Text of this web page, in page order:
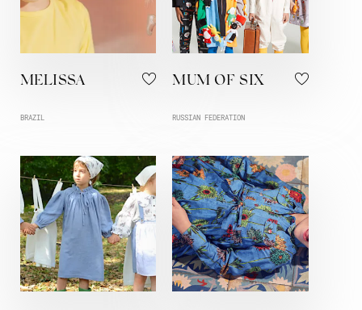
MELISSA
BRAZIL
MUM OF SIX
RUSSIAN FEDERATION